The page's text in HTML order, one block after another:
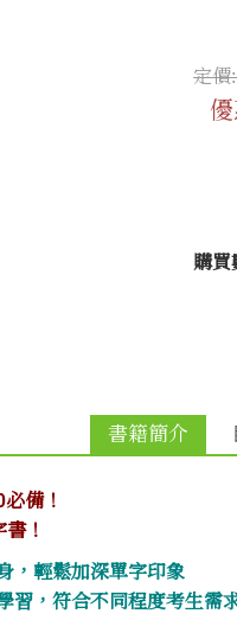
定
購買
書籍簡介
備！
！
，輕鬆加深單字印象
習，符合不同程度考生需